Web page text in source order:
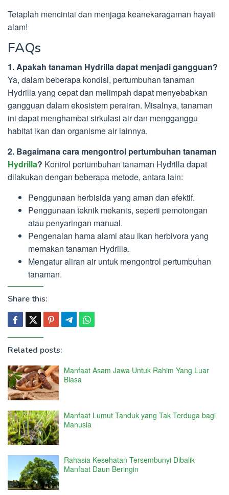
Tetaplah mencintai dan menjaga keanekaragaman hayati
alam!
FAQs
1. Apakah tanaman Hydrilla dapat menjadi gangguan?
Ya, dalam beberapa kondisi, pertumbuhan tanaman
Hydrilla yang cepat dan melimpah dapat menyebabkan
gangguan dalam ekosistem perairan. Misalnya, tanaman
ini dapat menghambat sirkulasi air dan mengganggu
habitat ikan dan organisme air lainnya.
2. Bagaimana cara mengontrol pertumbuhan tanaman
Hydrilla? Kontrol pertumbuhan tanaman Hydrilla dapat
dilakukan dengan beberapa metode, antara lain:
Penggunaan herbisida yang aman dan efektif.
Penggunaan teknik mekanis, seperti pemotongan
atau penyaringan manual.
Pengenalan hama alami atau ikan herbivora yang
memakan tanaman Hydrilla.
Mengatur aliran air untuk mengontrol pertumbuhan
tanaman.
Share this:
Related posts:
Manfaat Asam Jawa Untuk Rahim Yang Luar
Biasa
Manfaat Lumut Tanduk yang Tak Terduga bagi
Manusia
Rahasia Kesehatan Tersembunyi Dibalik
Manfaat Daun Beringin